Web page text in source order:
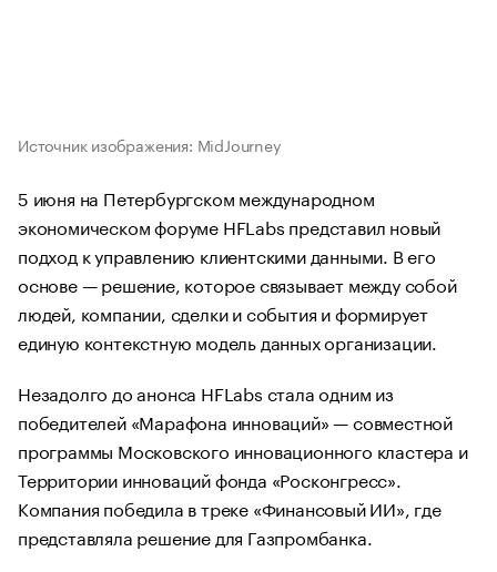
Источник изображения: MidJourney
5 июня на Петербургском международном
экономическом форуме HFLabs представил новый
подход к управлению клиентскими данными. В его
основе — решение, которое связывает между собой
людей, компании, сделки и события и формирует
единую контекстную модель данных организации.
Незадолго до анонса HFLabs стала одним из
победителей «Марафона инноваций» — совместной
программы Московского инновационного кластера и
Территории инноваций фонда «Росконгресс».
Компания победила в треке «Финансовый ИИ», где
представляла решение для Газпромбанка.